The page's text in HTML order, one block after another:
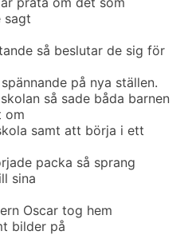
sagt
så beslutar de sig för
på nya ställen.
så sade båda barnen
om
samt att börja i ett
packa så sprang
sina
Oscar tog hem
bilder på